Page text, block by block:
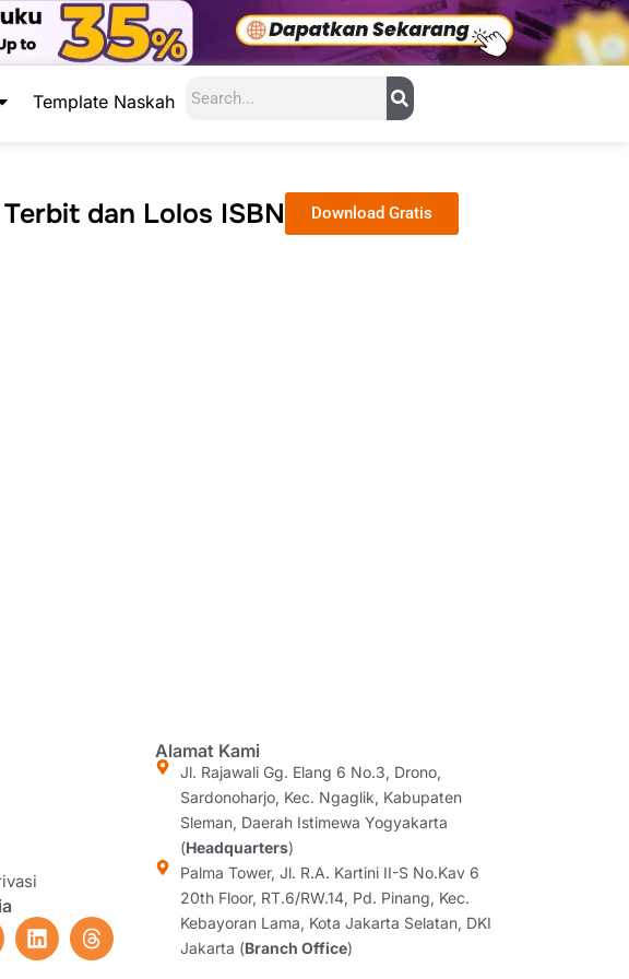
Template Naskah
dan Lolos ISBN Download Gratis
L
i
T
h
Alamat Kami
Jl. Rajawali Gg. Elang 6 No.3, Drono,
Sardonoharjo, Kec. Ngaglik, Kabupaten
Sleman, Daerah Istimewa Yogyakarta
(Headquarters)
Palma Tower, Jl. R.A. Kartini II-S No.Kav 6
20th Floor, RT.6/RW.14, Pd. Pinang, Kec.
Kebayoran Lama, Kota Jakarta Selatan, DKI
Jakarta (Branch Office)